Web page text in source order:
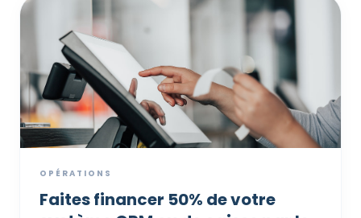
OPÉRATIONS
Faites financer 50% de votre